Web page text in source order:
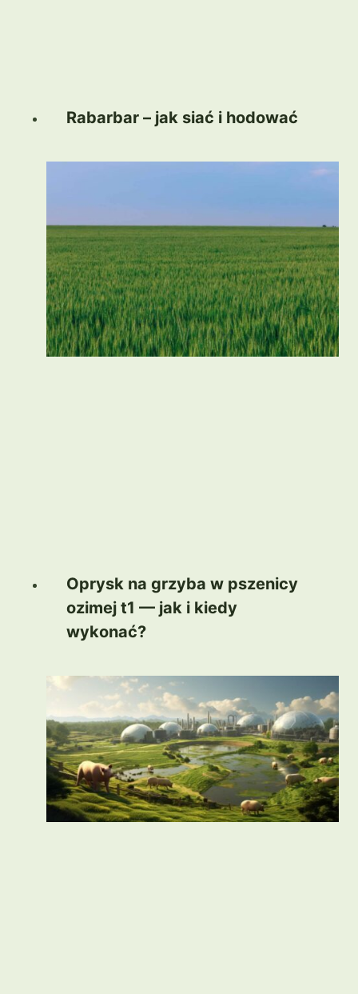
Rabarbar – jak siać i hodować
Oprysk na grzyba w pszenicy
ozimej t1 — jak i kiedy
wykonać?